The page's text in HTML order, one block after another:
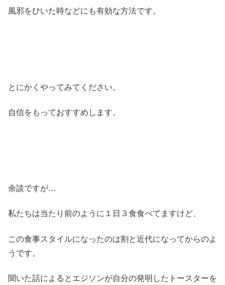
風邪をひいた時などにも有効な方法です。
とにかくやってみてください。
自信をもっておすすめします。
余談ですが…
私たちは当たり前のように１日３食食べてますけど、
この食事スタイルになったのは割と近代になってからのよ
うです。
聞いた話によるとエジソンが自分の発明したトースターを